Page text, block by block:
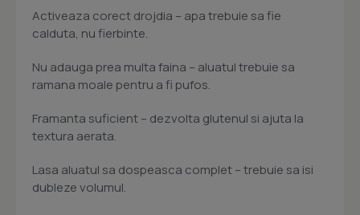
Activeaza corect drojdia – apa trebuie sa fie
calduta, nu fierbinte.
Nu adauga prea multa faina – aluatul trebuie sa
ramana moale pentru a fi pufos.
Framanta suficient – dezvolta glutenul si ajuta la
textura aerata.
Lasa aluatul sa dospeasca complet – trebuie sa isi
dubleze volumul.